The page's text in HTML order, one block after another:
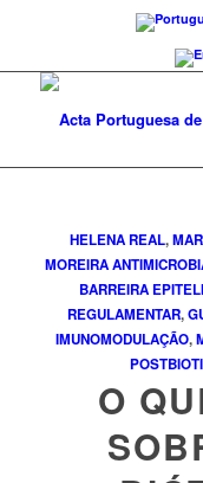
HELENA REAL,
MOREIRA
BARREIRA
REGULAMENTAR,
IMUNOMODULAÇÃO,
O